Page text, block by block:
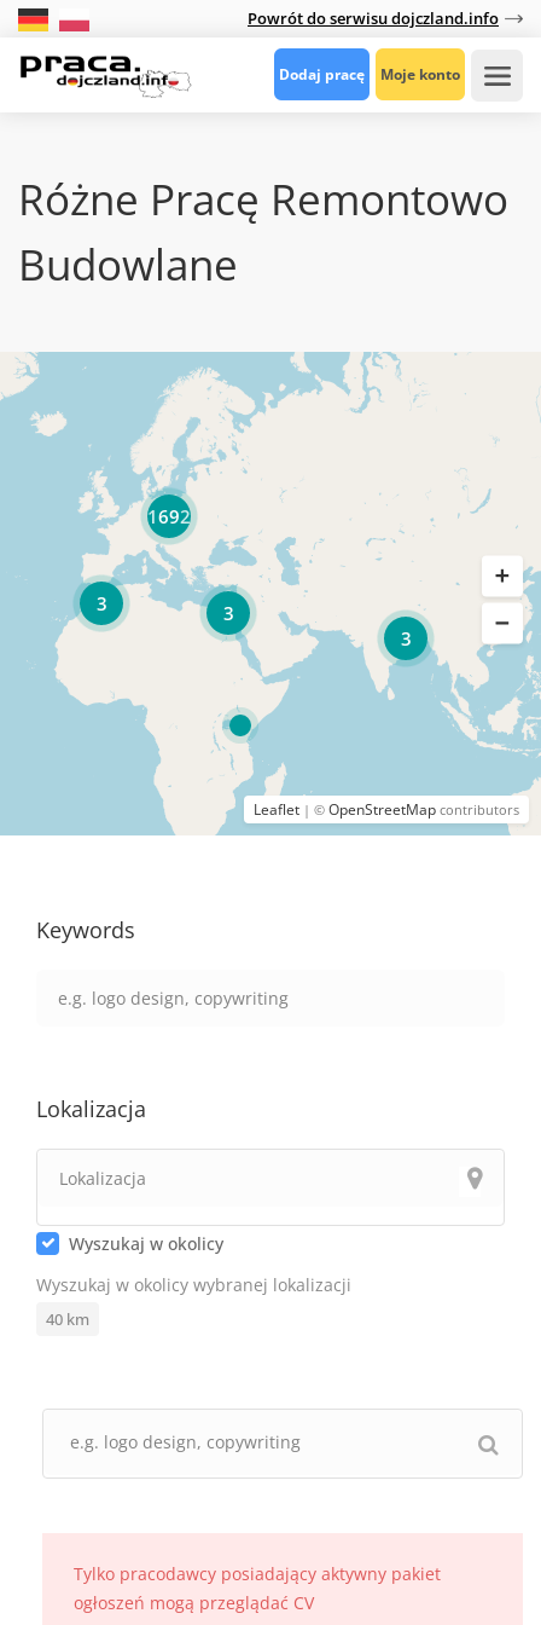
Powrót do serwisu dojczland.info
Dodaj pracę Moje konto
Różne Pracę Remontowo
Budowlane
3
3
3
1692
Leaflet | © OpenStreetMap contributors
Keywords
Lokalizacja
Wyszukaj w okolicy
Wyszukaj w okolicy wybranej lokalizacji
40 km
Tylko pracodawcy posiadający aktywny pakiet
ogłoszeń mogą przeglądać CV